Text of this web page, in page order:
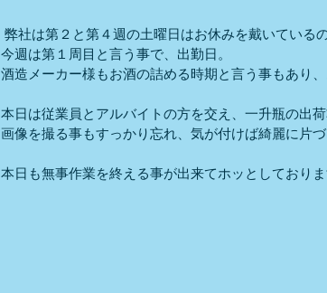
弊社は第２と第４週の土曜日はお休みを戴いているの
今週は第１周目と言う事で、出勤日。
酒造メーカー様もお酒の詰める時期と言う事もあり
本日は従業員とアルバイトの方を交え、一升瓶の出荷
画像を撮る事もすっかり忘れ、気が付けば綺麗に片づ
本日も無事作業を終える事が出来てホッとしておりま